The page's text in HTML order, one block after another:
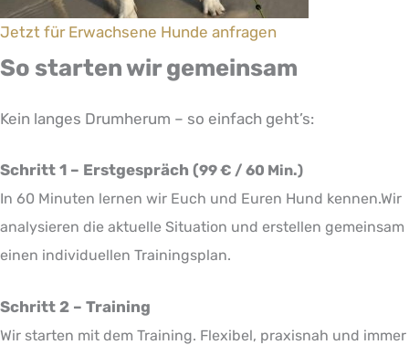
Jetzt für Erwachsene Hunde anfragen
So starten wir gemeinsam
Kein langes Drumherum – so einfach geht’s:
Schritt 1 – Erstgespräch (99 € / 60 Min.)
In 60 Minuten lernen wir Euch und Euren Hund kennen.Wir
analysieren die aktuelle Situation und erstellen gemeinsam
einen individuellen Trainingsplan.
Schritt 2 – Training
Wir starten mit dem Training. Flexibel, praxisnah und immer